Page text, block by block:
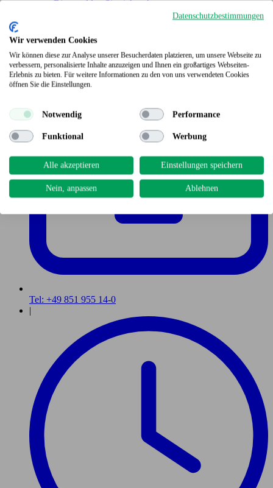
Bitte melden Sie sich an!
Tel: +49 851 955 14-0
|
Datenschutzbestimmungen
Wir verwenden Cookies
Wir können diese zur Analyse unserer Besucherdaten platzieren, um unsere Webseite zu
verbessern, personalisierte Inhalte anzuzeigen und Ihnen ein großartiges Webseiten-
Erlebnis zu bieten. Für weitere Informationen zu den von uns verwendeten Cookies
öffnen Sie die Einstellungen.
Notwendig Performance
Funktional Werbung
Alle akzeptieren Einstellungen speichern
Nein, anpassen Ablehnen